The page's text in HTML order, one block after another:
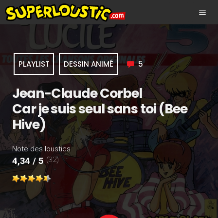
menu
PLAYLIST DESSIN ANIMÉ 5
Jean-Claude Corbel
Car je suis seul sans toi (Bee
Hive)
Note des loustics
4,34 / 5 (32)